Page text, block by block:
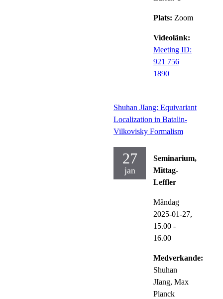
Plats: Zoom
Videolänk:
Meeting ID:
921 756
1890
Shuhan JIang: Equivariant
Localization in Batalin-
Vilkovisky Formalism
27
jan
Seminarium,
Mittag-
Leffler
Måndag
2025-01-27,
15.00 -
16.00
Medverkande:
Shuhan
JIang, Max
Planck